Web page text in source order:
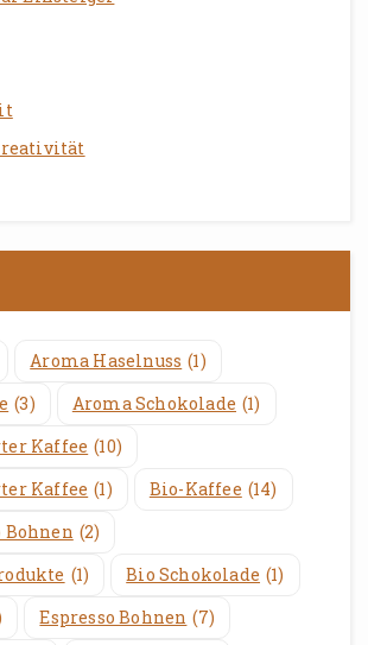
Aroma Haselnuss (1)
(3) Aroma Schokolade (1)
Kaffee (10)
Kaffee (1) Bio-Kaffee (14)
Bohnen (2)
(1) Bio Schokolade (1)
Espresso Bohnen (7)